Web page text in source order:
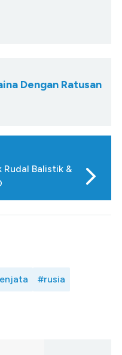
Dengan Ratusan
Rudal Balistik &
#rusia